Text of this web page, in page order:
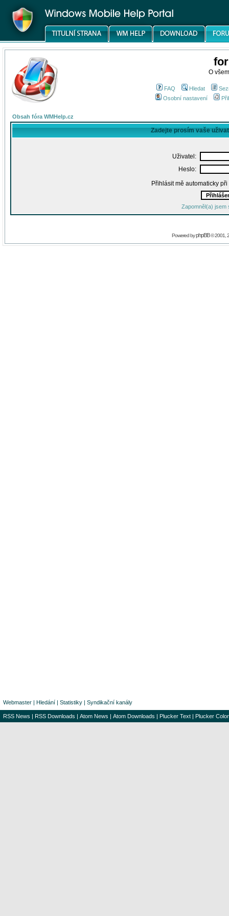
O
FAQ Hledat
Osobní nastavení
Obsah fóra WMHelp.cz
Zadejte prosím vaše
Uživatel:
Heslo:
Přihlásit mě automaticky
Zapomněl(a) jsem
Powered byphpBB© 2001,
Webmaster | Hledání | Statistiky | Syndikační kanály
RSS News | RSS Downloads | Atom News | Atom Downloads | Plucker Text | Plucker Color